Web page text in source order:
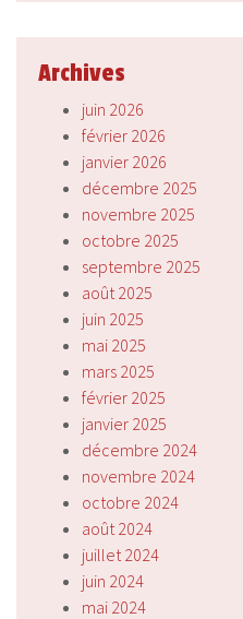
Archives
juin 2026
février 2026
janvier 2026
décembre 2025
novembre 2025
octobre 2025
septembre 2025
août 2025
juin 2025
mai 2025
mars 2025
février 2025
janvier 2025
décembre 2024
novembre 2024
octobre 2024
août 2024
juillet 2024
juin 2024
mai 2024